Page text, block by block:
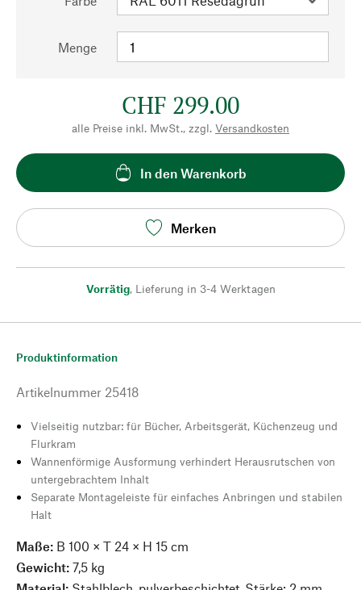
Menge
CHF 299.00
alle Preise inkl. MwSt., zzgl. Versandkosten
In den Warenkorb
Merken
Vorrätig, Lieferung in 3-4 Werktagen
Produktinformation
Artikelnummer 25418
Vielseitig nutzbar: für Bücher, Arbeitsgerät, Küchenzeug und
Flurkram
Wannenförmige Ausformung verhindert Herausrutschen von
untergebrachtem Inhalt
Separate Montageleiste für einfaches Anbringen und stabilen
Halt
Maße: B 100 × T 24 × H 15 cm
Gewicht: 7,5 kg